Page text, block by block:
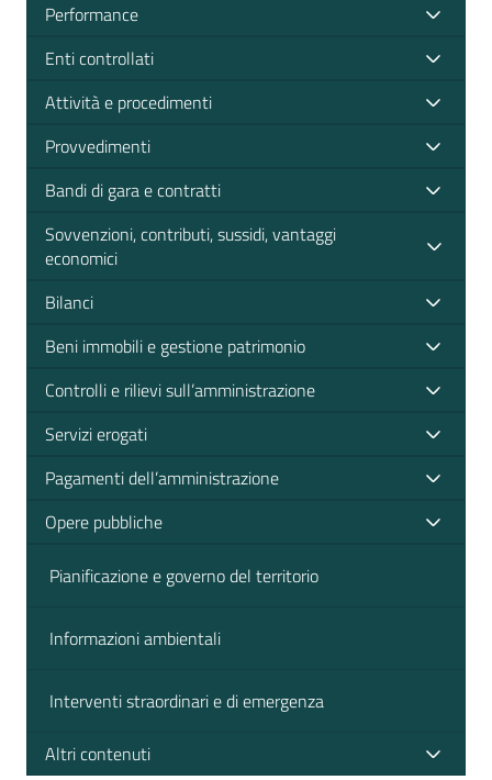
Performance
Enti controllati
Attività e procedimenti
Provvedimenti
Bandi di gara e contratti
Sovvenzioni, contributi, sussidi, vantaggi
economici
Bilanci
Beni immobili e gestione patrimonio
Controlli e rilievi sull’amministrazione
Servizi erogati
Pagamenti dell’amministrazione
Opere pubbliche
Pianificazione e governo del territorio
Informazioni ambientali
Interventi straordinari e di emergenza
Altri contenuti